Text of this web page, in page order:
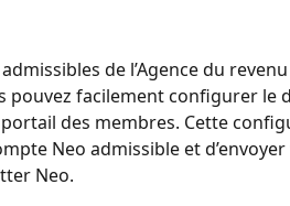
de l’Agence du
pouvez facilement configurer le
portail des membres. Cette
Neo admissible et d’envoyer
Neo.